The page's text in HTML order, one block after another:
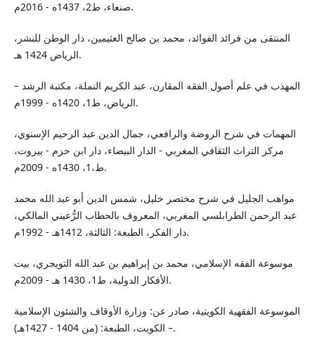
صنعاء، ط2، 1437ه - 2016م.
المنتقى من فرائد الفوائد، محمد بن صالح العثيمين، دار الوطن للنشر،
الرياض 1424 هـ.
المهذب في علم أصول الفقه المقارن، عبد الكريم النملة، مكتبة الرشد –
الرياض، ط1، 1420ه - 1999م.
المهمات في شرح الروضة والرافعي، جمال الدين عبد الرحيم الإسنوي،
مركز التراث الثقافي المغربي - الدار البيضاء، دار ابن حزم - بيروت،
ط،1، 1430ه - 2009م.
مواهب الجليل في شرح مختصر خليل، شمس الدين أبو عبد الله محمد
عبد الرحمن الطرابلسي المغربي، المعروف بالحطاب الرُّعيني المالكي،
دار الفكر، الطبعة: الثالثة، 1412هـ - 1992م.
موسوعة الفقه الإسلامي، محمد بن إبراهيم بن عبد الله التويجري، بيت
الأفكار الدولية، ط1، 1430 هـ - 2009م.
الموسوعة الفقهية الكويتية، صادر عن: وزارة الأوقاف والشئون الإسلامية
– الكويت، الطبعة: (من 1404 - 1427هـ).